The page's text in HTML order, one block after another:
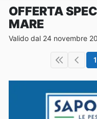
OFFERTA
MARE
Valido dal 24 novembre
1